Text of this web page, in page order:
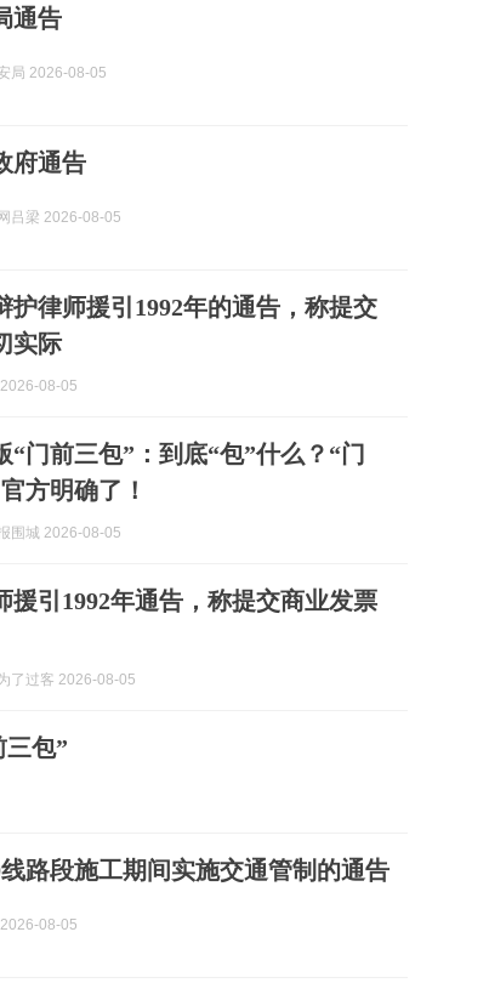
通告
局 2026-08-05
府通告
吕梁 2026-08-05
护律师援引1992年的通告，称提交
实际
08-05
“门前三包”：到底“包”什么？“门
方明确了！
围城 2026-08-05
援引1992年通告，称提交商业发票
了过客 2026-08-05
三包”
路段施工期间实施交通管制的通告
08-05